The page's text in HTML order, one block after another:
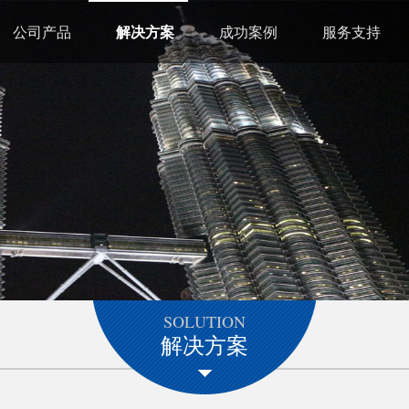
公司产品 解决方案 成功案例 服务支持
SOLUTION
解决方案